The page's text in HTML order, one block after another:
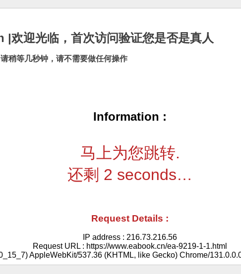
欢迎光临，首次访问验证您是否是真人
请稍等几秒钟，请不需要做任何操作
Information :
马上为您跳转.
还剩 2 seconds…
Request Details :
IP address : 216.73.216.56
Request URL : https://www.eabook.cn/ea-9219-1-1.html
AppleWebKit/537.36 (KHTML, like Gecko) Chrome/